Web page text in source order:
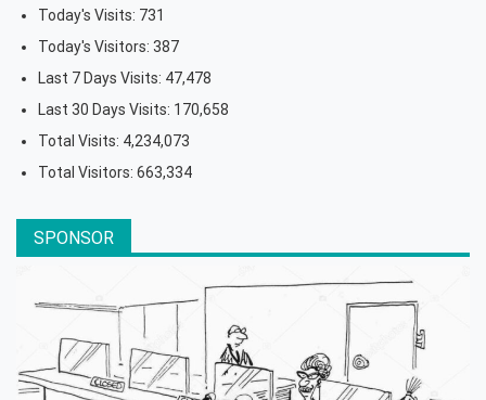
Today's Visits: 731
Today's Visitors: 387
Last 7 Days Visits: 47,478
Last 30 Days Visits: 170,658
Total Visits: 4,234,073
Total Visitors: 663,334
SPONSOR